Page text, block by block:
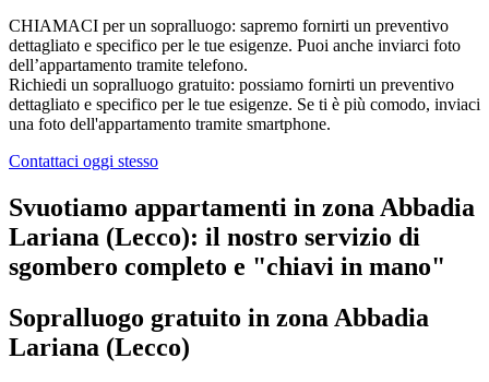
CHIAMACI per un sopralluogo: sapremo fornirti un preventivo
dettagliato e specifico per le tue esigenze. Puoi anche inviarci foto
dell’appartamento tramite telefono.
Richiedi un sopralluogo gratuito: possiamo fornirti un preventivo
dettagliato e specifico per le tue esigenze. Se ti è più comodo, inviaci
una foto dell'appartamento tramite smartphone.
Contattaci oggi stesso
Svuotiamo appartamenti in zona Abbadia
Lariana (Lecco): il nostro servizio di
sgombero completo e "chiavi in mano"​
Sopralluogo gratuito in zona Abbadia
Lariana (Lecco)